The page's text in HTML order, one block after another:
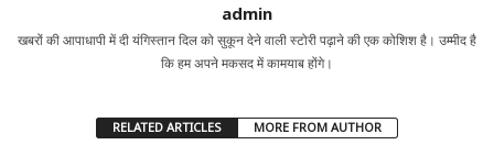
admin
खबरों की आपाधापी में दी यंगिस्तान दिल को सुकून देने वाली स्टोरी पढ़ाने की एक कोशिश है। उम्मीद है
कि हम अपने मकसद में कामयाब होंगे।
RELATED ARTICLES MORE FROM AUTHOR